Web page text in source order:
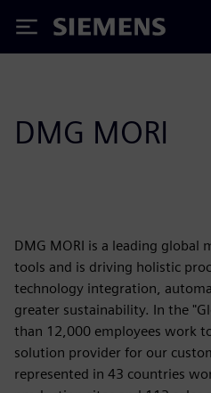
Siemens
DMG MORI
DMG MORI is a leading global
tools and is driving holistic
technology integration,
greater sustainability. In the
than 12,000 employees work
solution provider for our
represented in 43 countries